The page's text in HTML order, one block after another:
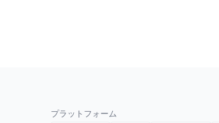
プラットフォーム